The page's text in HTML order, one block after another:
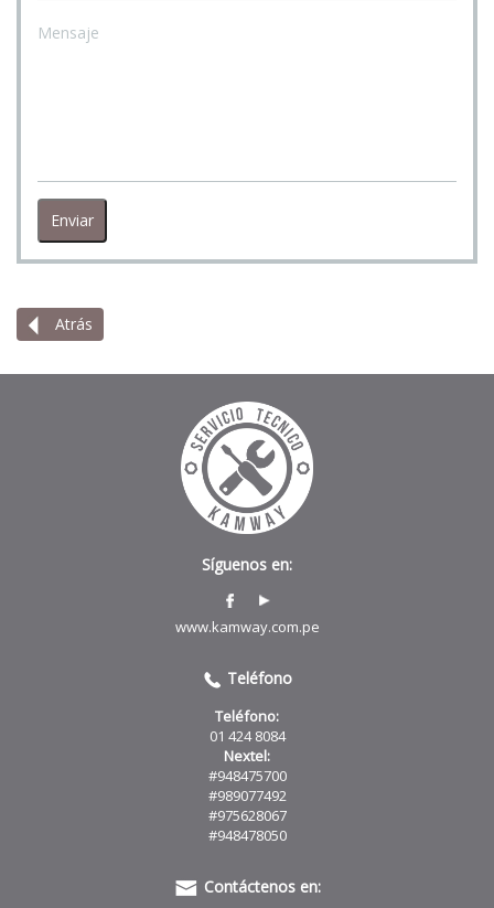
Enviar
Atrás
Síguenos en:
www.kamway.com.pe
Teléfono
Teléfono:
01 424 8084
Nextel:
#948475700
#989077492
#975628067
#948478050
Contáctenos en: